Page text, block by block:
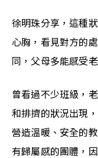
徐明珠分享，這種
心胸，看見對方的
同，父母多能感受
曾看過不少班級，
和排擠的狀況出現
營造溫暖、安全的
有歸屬感的團體，